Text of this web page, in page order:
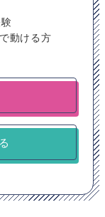
動ける方